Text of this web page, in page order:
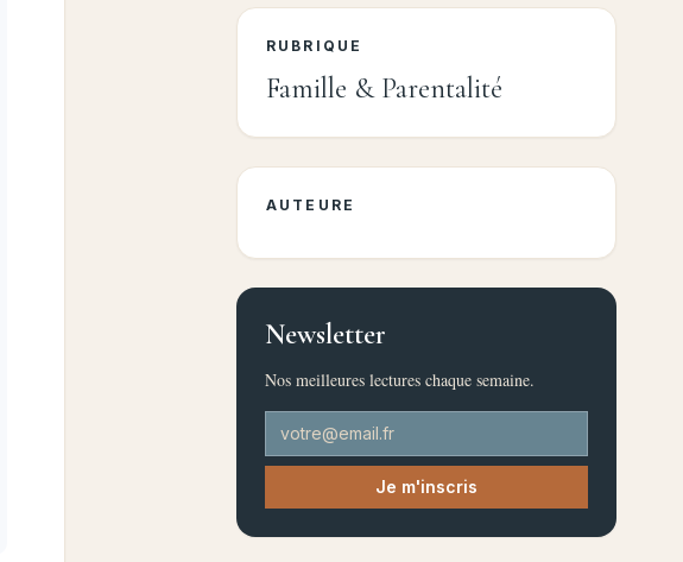
RUBRIQUE
Famille & Parentalité
AUTEURE
Newsletter
Nos meilleures lectures chaque semaine.
Je m'inscris